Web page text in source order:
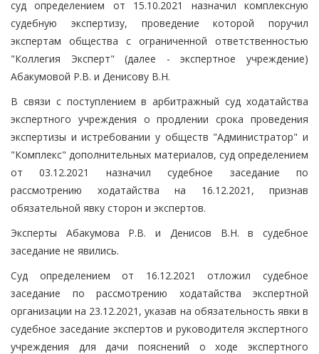
суд определением от 15.10.2021 назначил комплексную
судебную экспертизу, проведение которой поручил
экспертам общества с ограниченной ответственностью
"Коллегия Эксперт" (далее - экспертное учреждение)
Абакумовой Р.В. и Денисову В.Н.
В связи с поступлением в арбитражный суд ходатайства
экспертного учреждения о продлении срока проведения
экспертизы и истребовании у обществ "Администратор" и
"Комплекс" дополнительных материалов, суд определением
от 03.12.2021 назначил судебное заседание по
рассмотрению ходатайства на 16.12.2021, признав
обязательной явку сторон и экспертов.
Эксперты Абакумова Р.В. и Денисов В.Н. в судебное
заседание не явились.
Суд определением от 16.12.2021 отложил судебное
заседание по рассмотрению ходатайства экспертной
организации на 23.12.2021, указав на обязательность явки в
судебное заседание экспертов и руководителя экспертного
учреждения для дачи пояснений о ходе экспертного